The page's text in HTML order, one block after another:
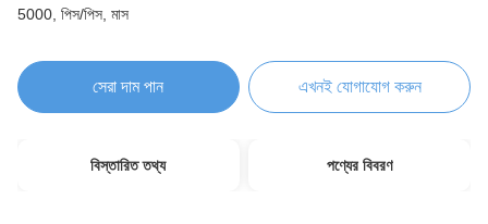
5000, পিস/পিস, মাস
সেরা দাম পান এখনই যোগাযোগ করুন
বিস্তারিত তথ্য পণ্যের বিবরণ